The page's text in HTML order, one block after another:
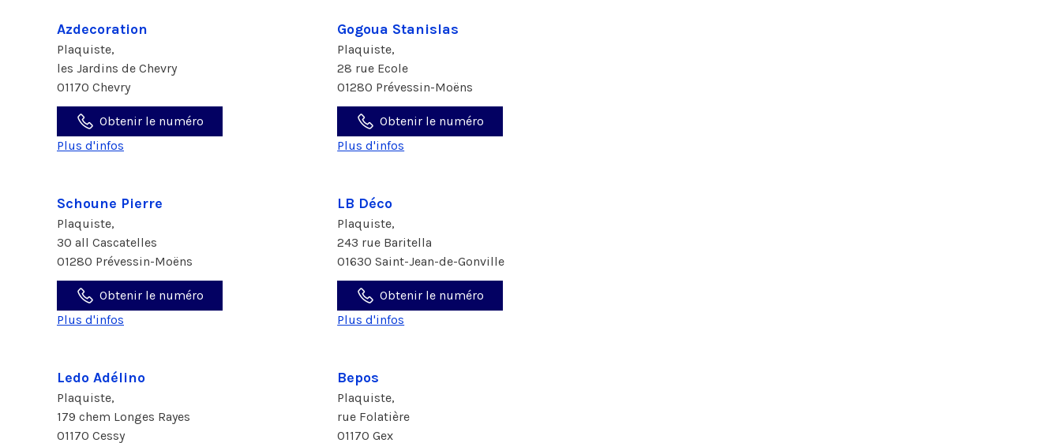
Azdecoration
Plaquiste,
les Jardins de Chevry
01170 Chevry
Obtenir le numéro
Plus d'infos
Gogoua Stanislas
Plaquiste,
28 rue Ecole
01280 Prévessin-Moëns
Obtenir le numéro
Plus d'infos
Schoune Pierre
Plaquiste,
30 all Cascatelles
01280 Prévessin-Moëns
Obtenir le numéro
Plus d'infos
LB Déco
Plaquiste,
243 rue Baritella
01630 Saint-Jean-de-Gonville
Obtenir le numéro
Plus d'infos
Ledo Adélino
Plaquiste,
179 chem Longes Rayes
01170 Cessy
Bepos
Plaquiste,
rue Folatière
01170 Gex